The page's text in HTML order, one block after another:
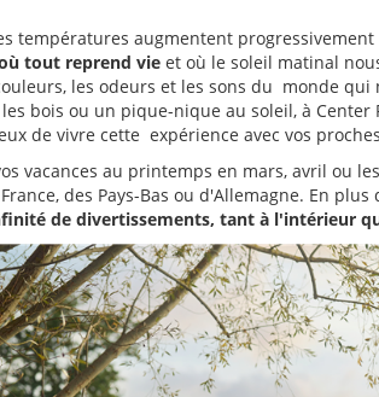
températures augmentent
tout reprend vie et où le soleil matinal
les odeurs et les sons du monde
bois ou un pique-nique au soleil, à
de vivre cette expérience avec vos
vacances au printemps en mars, avril ou
des Pays-Bas ou d'Allemagne. En plus
de divertissements, tant à l'intérieur